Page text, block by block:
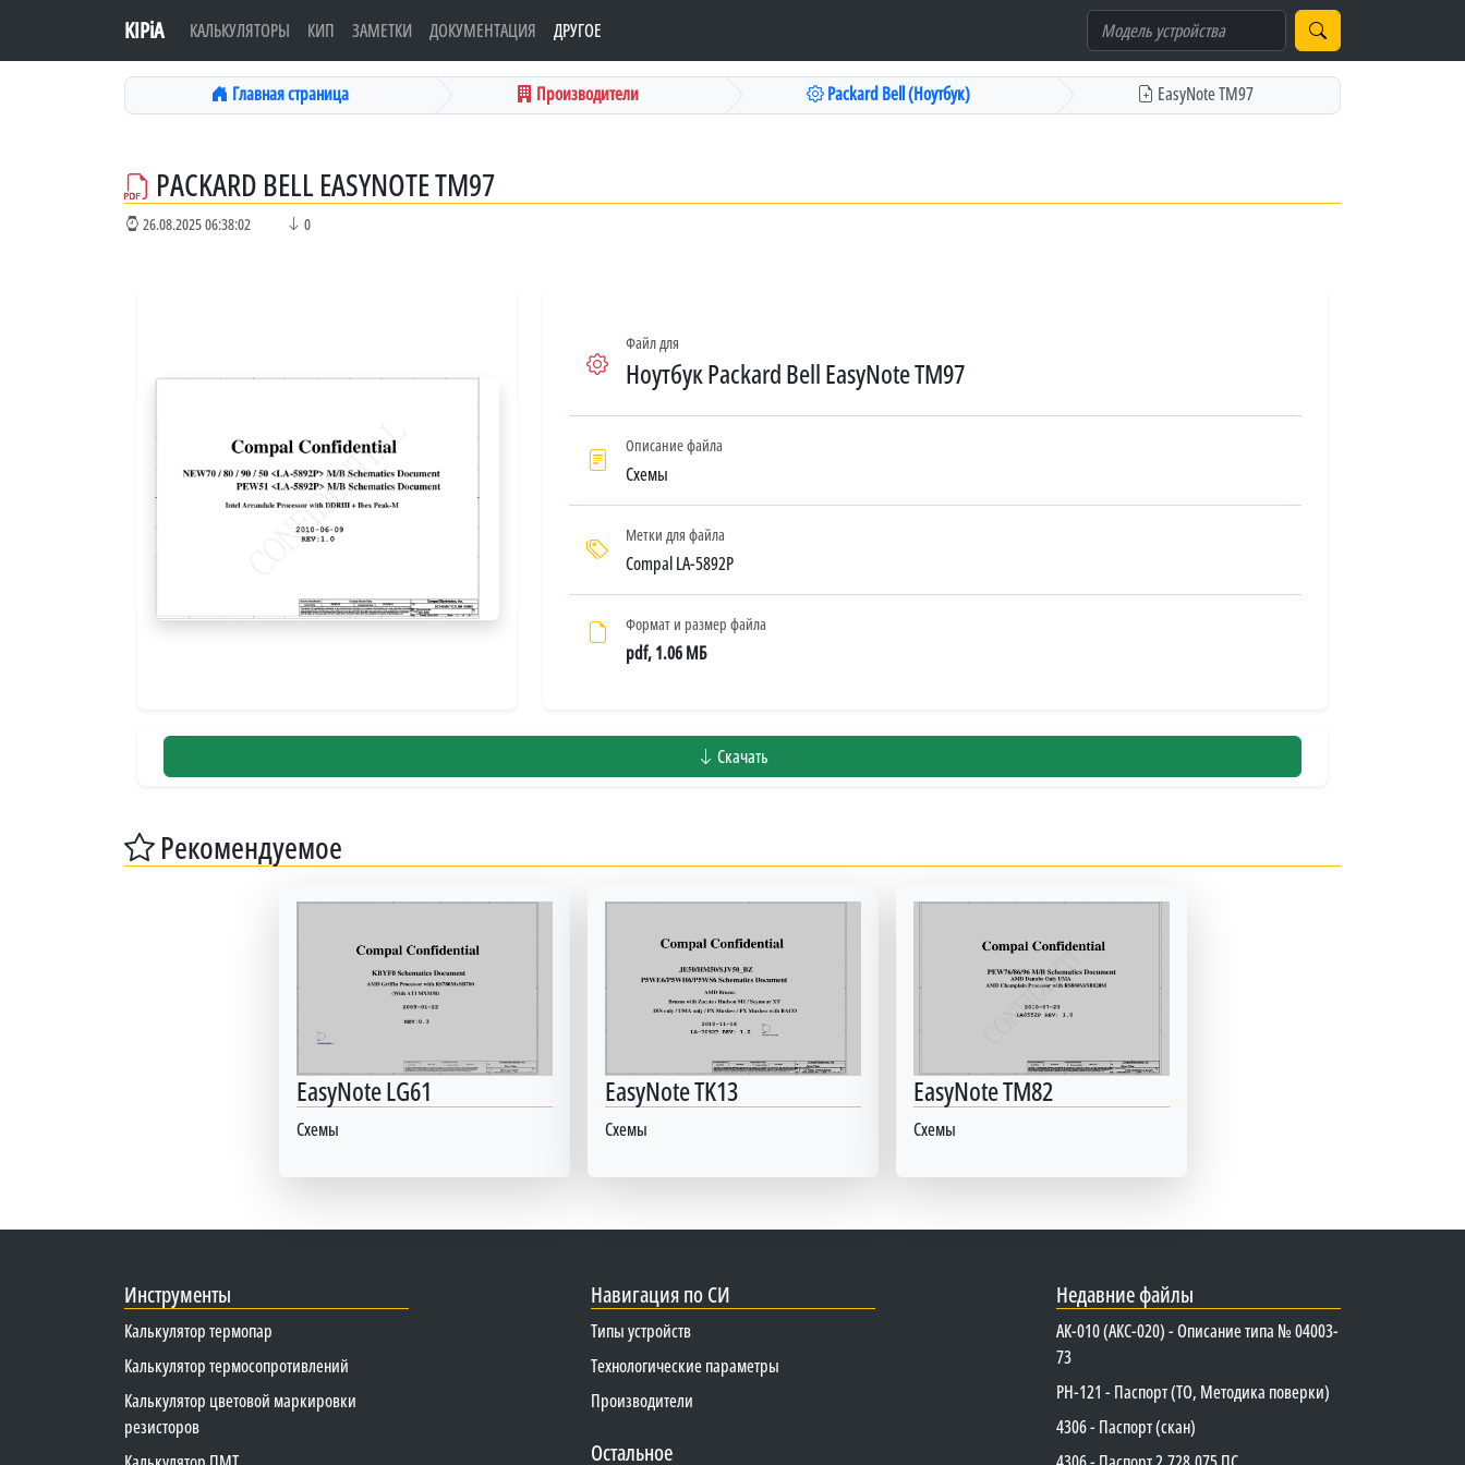
KIPiA КАЛЬКУЛЯТОРЫ КИП ЗАМЕТКИ ДОКУМЕНТАЦИЯ ДРУГОЕ
Главная страница Производители Packard Bell (Ноутбук) EasyNote TM97
PACKARD BELL EASYNOTE TM97
26.08.2025 06:38:02 0
Файл для
Ноутбук Packard Bell EasyNote TM97
Описание файла
Схемы
Метки для файла
Compal LA-5892P
Формат и размер файла
pdf, 1.06 МБ
Скачать
Рекомендуемое
EasyNote LG61
Схемы
EasyNote TK13
Схемы
EasyNote TM82
Схемы
Инструменты
Калькулятор термопар
Калькулятор термосопротивлений
Калькулятор цветовой маркировки
резисторов
Навигация по СИ
Типы устройств
Технологические параметры
Производители
Остальное
Недавние файлы
АК-010 (АКС-020) - Описание типа № 04003-
73
PH-121 - Паспорт (ТО, Методика поверки)
4306 - Паспорт (скан)